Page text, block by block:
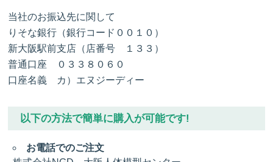
当社のお振込先に関して
りそな銀行（銀行コード００１０）
新大阪駅前支店（店番号 １３３）
普通口座 ０３３８０６０
口座名義 カ）エヌジーディー
以下の方法で簡単に購入が可能です!
お電話でのご注文